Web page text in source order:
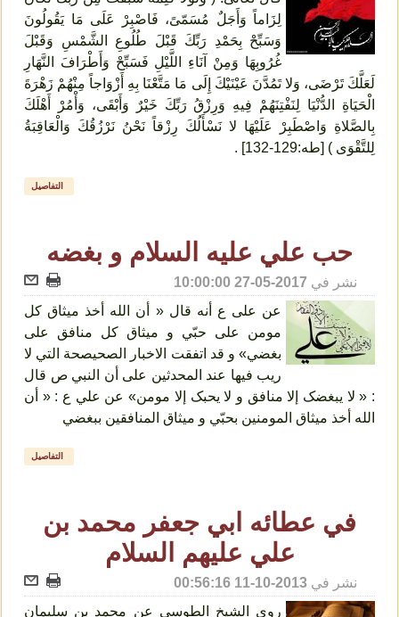
لِزَاماً وَأَجَلٌ مُسَمّىً، فَاصْبِرْ عَلَى مَا يَقُولُونَ
وَسَبِّحْ بِحَمْدِ رَبِّكَ قَبْلَ طُلُوعِ الشَّمْسِ وَقَبْلَ
غُرُوبِهَا وَمِنْ آنَاءِ اللَّيْلِ فَسَبِّحْ وَأَطْرَافَ النَّهَارِ
لَعَلَّكَ تَرْضَى، وَلا تَمُدَّنَ عَيْنَيْكَ إِلَى مَا مَتَّعْنَا بِهِ أَزْوَاجاً مِنْهُمْ زَهْرَةَ
الْحَيَاةِ الدُّنْيَا لِنَفْتِنَهُمْ فِيهِ وَرِزْقُ رَبِّكَ خَيْرٌ وَأَبْقَى، وَأْمُرْ أَهْلَكَ
بِالصَّلاةِ وَاصْطَبِرْ عَلَيْهَا لا نَسْأَلُكَ رِزْقاً نَحْنُ نَرْزُقُكَ وَالْعَاقِبَةُ
لِلتَّقْوَى ) [طه:129-132] .
التفاصيل
حب علي عليه السلام و بغضه
نشر في 2017-05-27 10:00:00
عن علی ع أنه قال « أن الله أخذ میثاق کل
مومن علی حبّي و میثاق کل منافق علی
بغضي» و قد اتفقت الاخبار الصحیصحة التي لا
ریب فیها عند المحدثین علی أن النبي ص قال
: « لا یبغضک إلا منافق و لا یحبک إلا مومن» عن علي ع : « أن
الله أخذ میثاق المومنین بحبّي و میثاق المنافقین ببغضي
التفاصيل
في عطائه ابي جعفر محمد بن
علي عليهم السلام
نشر في 2013-10-11 00:56:16
روى الشيخ الطوسي عن محمد بن سليمان